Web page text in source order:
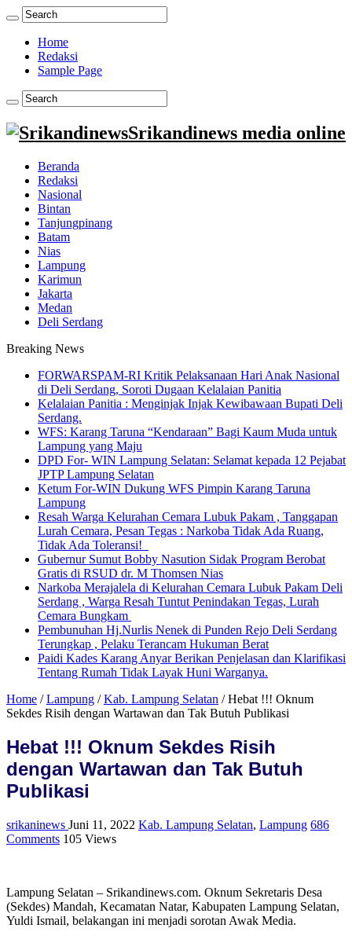
Home
Redaksi
Sample Page
Srikandinews media online
Beranda
Redaksi
Nasional
Bintan
Tanjungpinang
Batam
Nias
Lampung
Karimun
Jakarta
Medan
Deli Serdang
Breaking News
FORWARSPAM-RI Kritik Pelaksanaan Hari Anak Nasional
di Deli Serdang, Soroti Dugaan Kelalaian Panitia
Kelalaian Panitia : Menginjak Injak Kewibawaan Bupati Deli
Serdang.
WFS: Karang Taruna “Kendaraan” Bagi Kaum Muda untuk
Lampung yang Maju
DPD For- WIN Lampung Selatan: Selamat kepada 12 Pejabat
JPTP Lampung Selatan
Ketum For-WIN Dukung WFS Pimpin Karang Taruna
Lampung
Resah Warga Kelurahan Cemara Lubuk Pakam , Tanggapan
Lurah Cemara, Pesan Tegas : Narkoba Tidak Ada Ruang,
Tidak Ada Toleransi!
Gubernur Sumut Bobby Nasution Sidak Program Berobat
Gratis di RSUD dr. M Thomsen Nias
Narkoba Merajalela di Kelurahan Cemara Lubuk Pakam Deli
Serdang , Warga Resah Tuntut Penindakan Tegas, Lurah
Cemara Bungkam
Pembunuhan Hj.Nurlis Nenek di Punden Rejo Deli Serdang
Terungkap , Pelaku Terancam Hukuman Berat
Paidi Kades Karang Anyar Berikan Penjelasan dan Klarifikasi
Tentang Rumah Tidak Layak Huni Warganya.
Home / Lampung / Kab. Lampung Selatan / Hebat !!! Oknum
Sekdes Risih dengan Wartawan dan Tak Butuh Publikasi
Hebat !!! Oknum Sekdes Risih
dengan Wartawan dan Tak Butuh
Publikasi
srikaninews Juni 11, 2022 Kab. Lampung Selatan, Lampung 686
Comments 105 Views
Lampung Selatan – Srikandinews.com. Oknum Sekretaris Desa
(Sekdes) Mandah, Kecamatan Natar, Kabupaten Lampung Selatan,
Yuldi Ismail, belakangan ini menjadi sorotan Awak Media.